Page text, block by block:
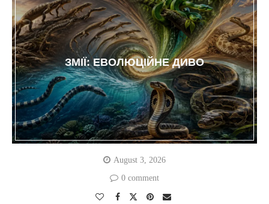
ЗМІЇ: ЕВОЛЮЦІЙНЕ ДИВО
August 3, 2026
0 comment